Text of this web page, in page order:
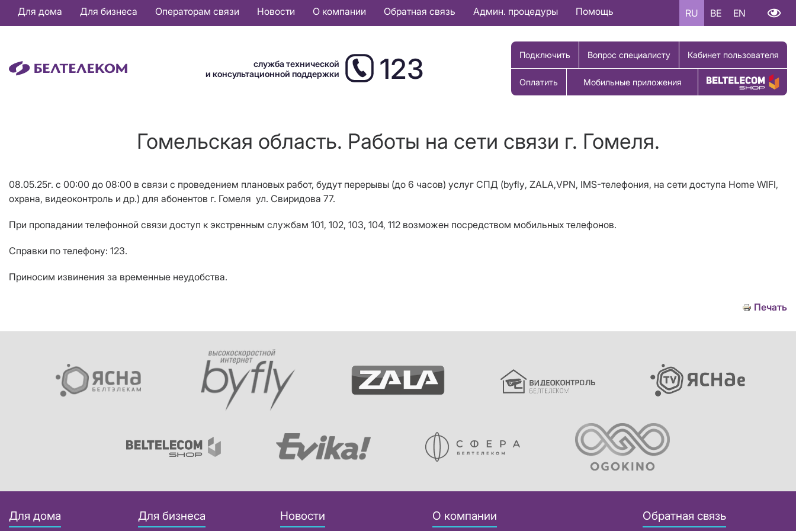
Основная
навигация
Для дома Для бизнеса Операторам связи Новости О компании Обратная связь Админ. процедуры Помощь RU BE EN
служба технической
и консультационной поддержки
123 Подключить Вопрос специалисту Кабинет пользователя
Оплатить Мобильные приложения Купить товар
Гомельская область. Работы на сети связи г. Гомеля.
08.05.25г. с 00:00 до 08:00 в связи с проведением плановых работ, будут перерывы (до 6 часов) услуг СПД (byfly, ZALA,VPN, IMS-телефония, на сети доступа Home WIFI,
охрана, видеоконтроль и др.) для абонентов г. Гомеля ул. Свиридова 77.
При пропадании телефонной связи доступ к экстренным службам 101, 102, 103, 104, 112 возможен посредством мобильных телефонов.
Справки по телефону: 123.
Приносим извинения за временные неудобства.
Печать
Для дома Для бизнеса Новости О компании Обратная связь